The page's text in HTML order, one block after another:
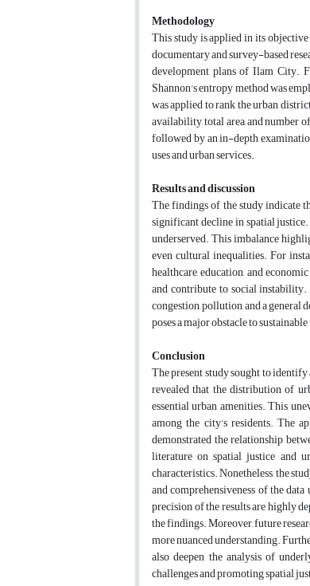
Methodology
This study is applied in its
documentary and survey-based
development plans of Ilam City.
Shannon's entropy method was
was applied to rank the urban
availability, total area, and number
followed by an in-depth
uses and urban services.
Results and discussion
The findings of the study indicate
significant decline in spatial
underserved. This imbalance
even cultural inequalities. For
healthcare, education, and
and contribute to social
congestion, pollution, and a general
poses a major obstacle to
Conclusion
The present study sought to
revealed that the distribution of
essential urban amenities. This
among the city's residents. The
demonstrated the relationship
literature on spatial justice and
characteristics. Nonetheless, the
and comprehensiveness of the
precision of the results are highly
the findings. Moreover, future
more nuanced understanding.
also deepen the analysis of
challenges and promoting spatial